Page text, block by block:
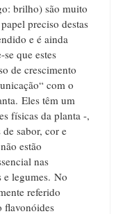
brilho) são muito
preciso destas
e é ainda
se que estes
de crescimento
com o
Eles têm um
físicas da planta -,
sabor, cor e
estão
nas
legumes. No
referido
flavonóides